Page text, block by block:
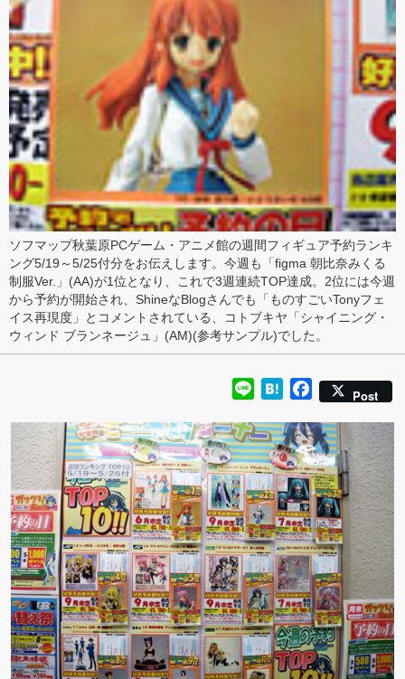
ソフマップ秋葉原PCゲーム・アニメ館の週間フィギュア予約ランキ
ング5/19～5/25付分をお伝えします。今週も「figma 朝比奈みくる
制服Ver. 」(AA)が1位となり、これで3週連続TOP達成。2位には今週
から予約が開始され、 ShineなBlogさんでも「ものすごいTonyフェ
イス再現度」とコメントされている、コトブキヤ「シャイニング・
ウィンド ブランネージュ 」(AM)(参考サンプル)でした。
Line HatenaFacebook
Post